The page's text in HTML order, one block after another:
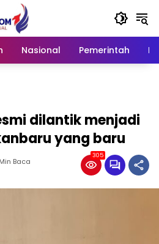
Nasional Pemerintah
dilantik menjadi
yang baru
Baca
305